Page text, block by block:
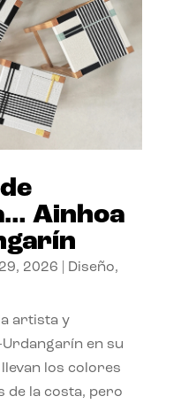
Ainhoa
2026 Diseño,
artista y
en su
los colores
de la costa, pero